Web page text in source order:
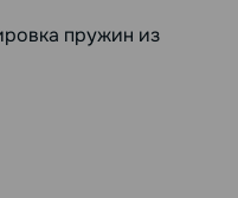
пружин из